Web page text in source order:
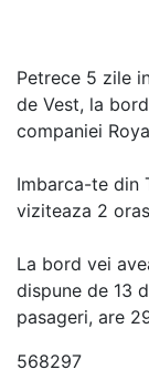
Petrece 5 zile
de Vest, la
companiei
Imbarca-te din
viziteaza 2
La bord vei
dispune de 13
pasageri, are
568297